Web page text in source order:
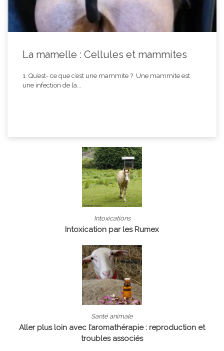
La mamelle : Cellules et mammites
1. Qu’est- ce que c’est une mammite ? Une mammite est
une infection de la...
Intoxications
Intoxication par les Rumex
Santé animale
Aller plus loin avec l’aromathérapie : reproduction et
troubles associés